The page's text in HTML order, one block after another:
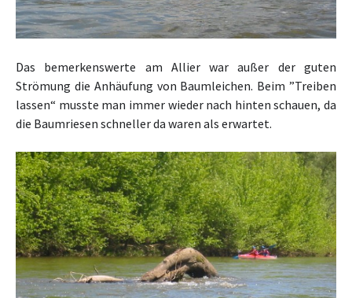
Das bemerkenswerte am Allier war außer der guten
Strömung die Anhäufung von Baumleichen. Beim ”Treiben
lassen“ musste man immer wieder nach hinten schauen, da
die Baumriesen schneller da waren als erwartet.